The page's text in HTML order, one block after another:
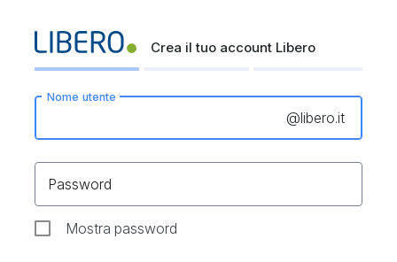
Crea il tuo account Libero
Nome utente
@libero.it
Password
Mostra password